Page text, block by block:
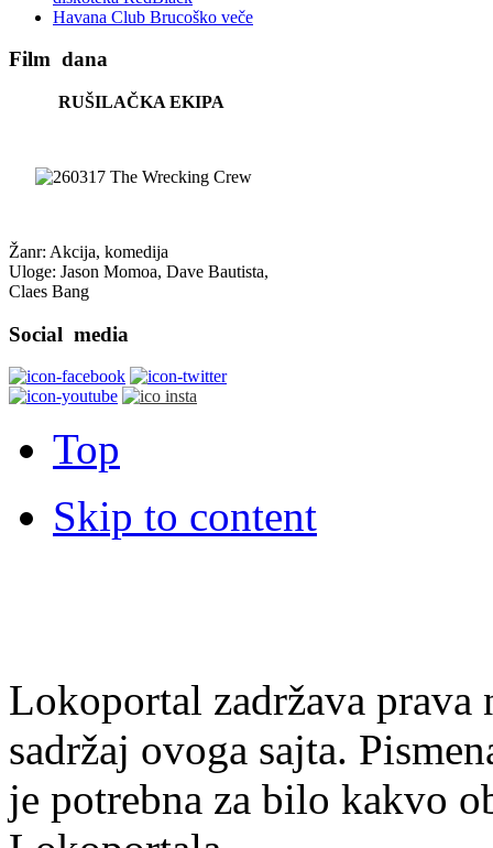
Havana Club Brucoško veče
Film dana
RUŠILAČKA EKIPA
Žanr: Akcija, komedija
Uloge: Jason Momoa, Dave Bautista,
Claes Bang
Social media
Top
Skip to content
Lokoportal zadržava
sadržaj ovoga sajta.
je potrebna za bilo kakvo